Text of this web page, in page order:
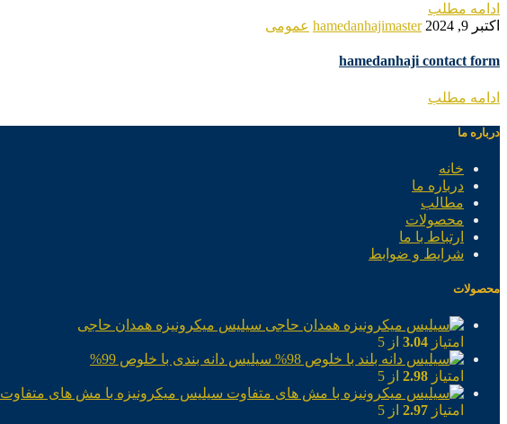
ادامه مطلب
اکتبر 9, 2024
hamedanhajimaster عمومی
hamedanhaji contact form
ادامه مطلب
درباره ما
خانه
درباره ما
مطالب
محصولات
ارتباط با ما
شرایط و ضوابط
محصولات
سیلیس میکرونیزه همدان حاجی
امتیاز 3.04 از 5
سیلیس دانه بندی با خلوص 99%
امتیاز 2.98 از 5
سیلیس میکرونیزه با مش های متفاوت
امتیاز 2.97 از 5